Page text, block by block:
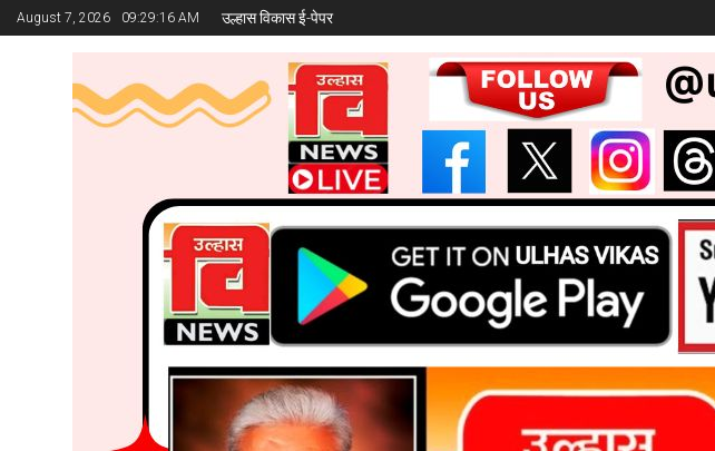
August 7, 2026 09:29:17 AM उल्हास विकास ई-पेपर